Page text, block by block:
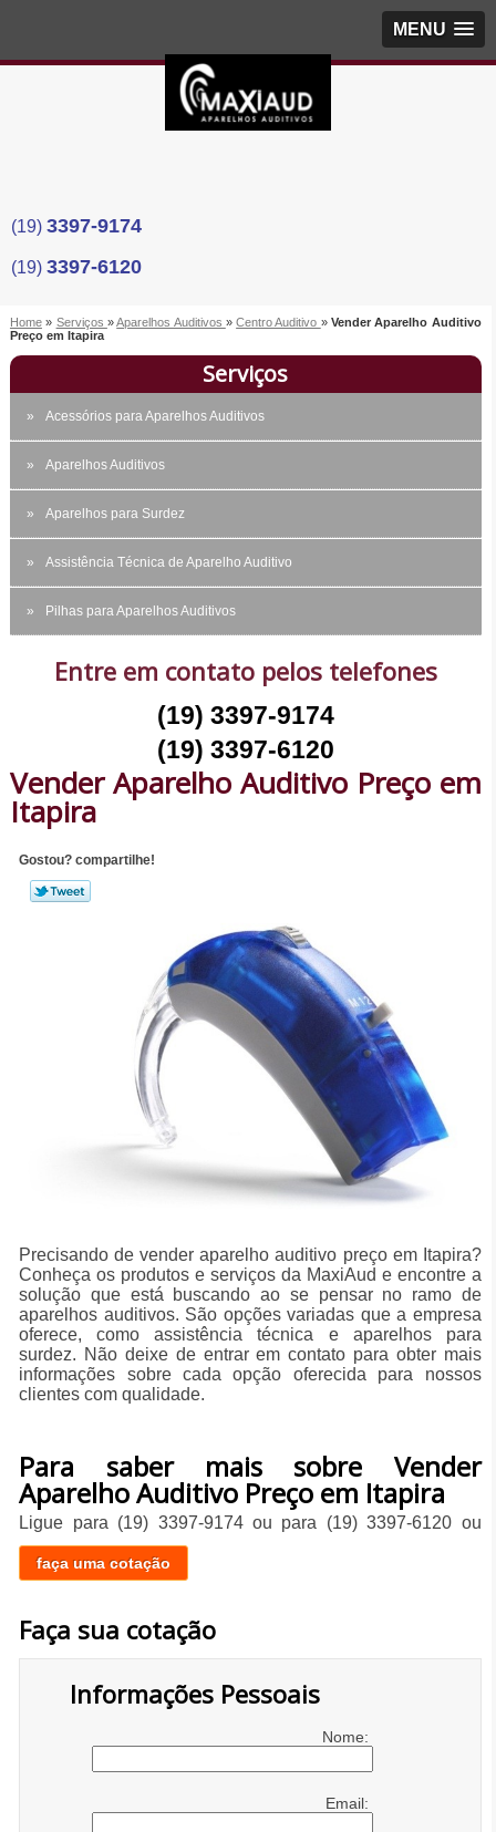
MENU
(19) 3397-9174
(19) 3397-6120
Home » Serviços »Aparelhos Auditivos »Centro Auditivo »Vender Aparelho Auditivo
Preço em Itapira
Serviços
Acessórios para Aparelhos Auditivos
Aparelhos Auditivos
Aparelhos para Surdez
Assistência Técnica de Aparelho Auditivo
Pilhas para Aparelhos Auditivos
Entre em contato pelos telefones
(19) 3397-9174
(19) 3397-6120
Vender Aparelho Auditivo Preço em
Itapira
Gostou? compartilhe!
Precisando de vender aparelho auditivo preço em Itapira?
Conheça os produtos e serviços da MaxiAud e encontre a
solução que está buscando ao se pensar no ramo de
aparelhos auditivos. São opções variadas que a empresa
oferece, como assistência técnica e aparelhos para
surdez. Não deixe de entrar em contato para obter mais
informações sobre cada opção oferecida para nossos
clientes com qualidade.
Para saber mais sobre Vender
Aparelho Auditivo Preço em Itapira
Ligue para (19) 3397-9174ou para (19) 3397-6120 ou
faça uma cotação
Faça sua cotação
Informações Pessoais
Nome:
Email: